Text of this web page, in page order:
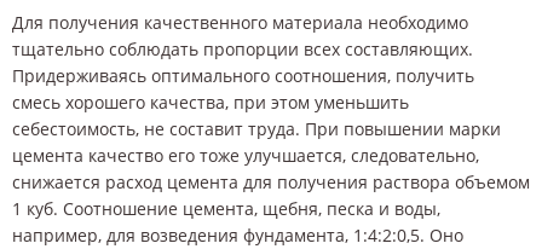
Для получения качественного материала необходимо
тщательно соблюдать пропорции всех составляющих.
Придерживаясь оптимального соотношения, получить
смесь хорошего качества, при этом уменьшить
себестоимость, не составит труда. При повышении марки
цемента качество его тоже улучшается, следовательно,
снижается расход цемента для получения раствора объемом
1 куб. Соотношение цемента, щебня, песка и воды,
например, для возведения фундамента, 1:4:2:0,5. Оно